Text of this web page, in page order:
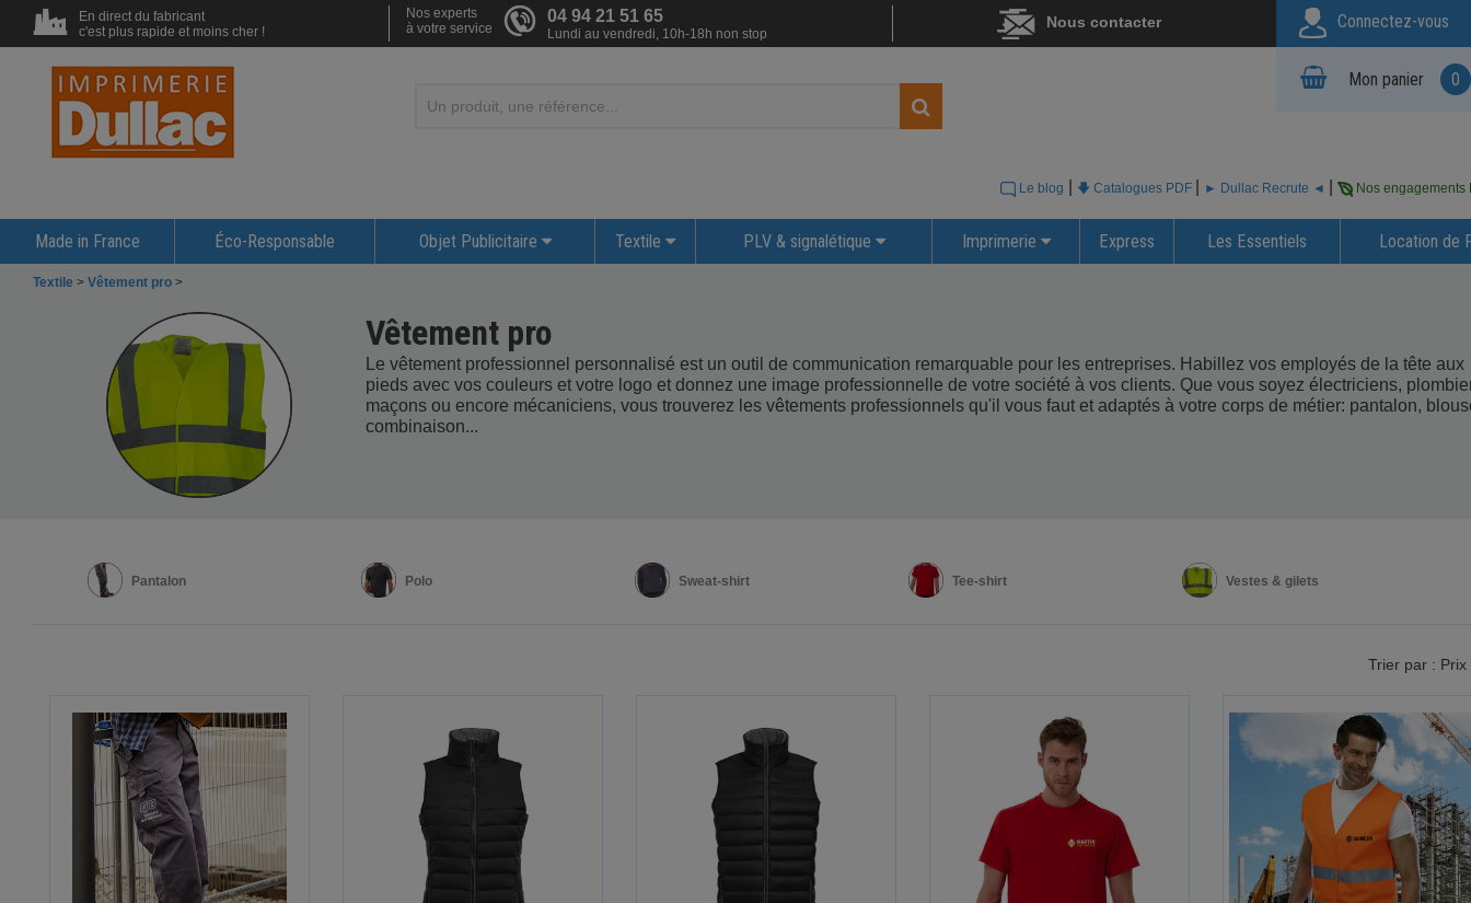
En direct du fabricant
c'est plus rapide et moins cher !
Nos experts
à votre service
04 94 21 51 65
Lundi au vendredi, 10h-18h non stop
Nous contacter Connectez-vous
Mon panier 0
Le blog 🡇 Catalogues PDF ► Dullac Recrute ◄ Nos engagements
Made in France Éco-Responsable Objet Publicitaire Textile PLV & signalétique Imprimerie Express Les Essentiels Location de
Textile > Vêtement pro >
Vêtement pro
Le vêtement professionnel personnalisé est un outil de communication remarquable pour les entreprises. Habillez vos employés de la tête aux
pieds avec vos couleurs et votre logo et donnez une image professionnelle de votre société à vos clients. Que vous soyez électriciens,
maçons ou encore mécaniciens, vous trouverez les vêtements professionnels qu'il vous faut et adaptés à votre corps de métier: pantalon,
combinaison...
Pantalon Polo Sweat-shirt Tee-shirt Vestes & gilets
Trier par : Prix